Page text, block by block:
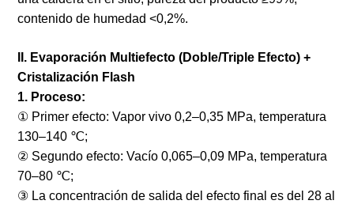
contenido de humedad <0,2%.
II. Evaporación Multiefecto (Doble/Triple Efecto) +
Cristalización Flash
1. Proceso:
① Primer efecto: Vapor vivo 0,2–0,35 MPa, temperatura
130–140 ℃;
② Segundo efecto: Vacío 0,065–0,09 MPa, temperatura
70–80 ℃;
③ La concentración de salida del efecto final es del 28 al